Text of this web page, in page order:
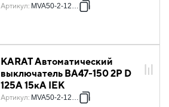
Артикул: MVA50-2-125-C
KARAT Автоматический
выключатель ВА47-150 2P D
125А 15кА IEK
Артикул: MVA50-2-125-D